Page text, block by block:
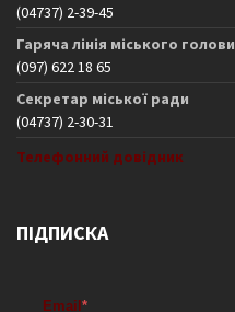
(04737) 2-39-45
Гаряча лінія міського голови
(097) 622 18 65
Секретар міської ради
(04737) 2-30-31
Телефонний довідник
ПІДПИСКА
Email *